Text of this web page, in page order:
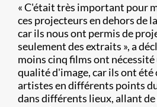
« C'était très important pour
ces projecteurs en dehors de
car ils nous ont permis de
seulement des extraits », a
moins cinq films ont nécessité
qualité d'image, car ils ont été
artistes en différents points
dans différents lieux, allant de